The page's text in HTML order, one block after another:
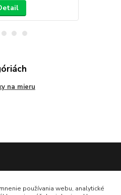
na mieru
používania webu, analytické